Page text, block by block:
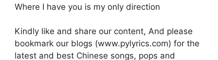
Where I have you is my only direction
Kindly like and share our content, And please
bookmark our blogs (www.pylyrics.com) for the
latest and best Chinese songs, pops and